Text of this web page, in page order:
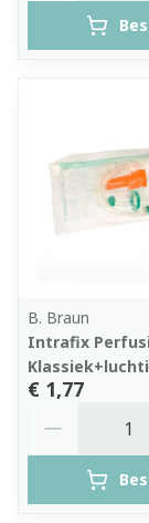
B. Braun
Intrafix
€ 1,77